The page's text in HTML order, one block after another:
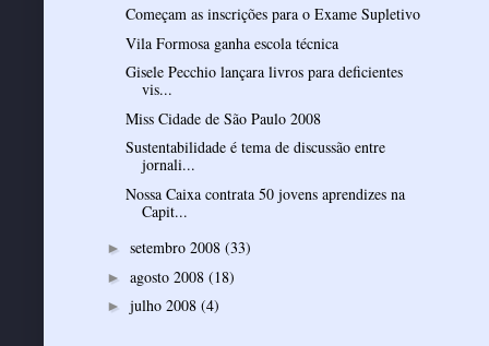
Começam as inscrições para o Exame Supletivo
Vila Formosa ganha escola técnica
Gisele Pecchio lançara livros para deficientes
vis...
Miss Cidade de São Paulo 2008
Sustentabilidade é tema de discussão entre
jornali...
Nossa Caixa contrata 50 jovens aprendizes na
Capit...
► setembro 2008 (33)
► agosto 2008 (18)
► julho 2008 (4)